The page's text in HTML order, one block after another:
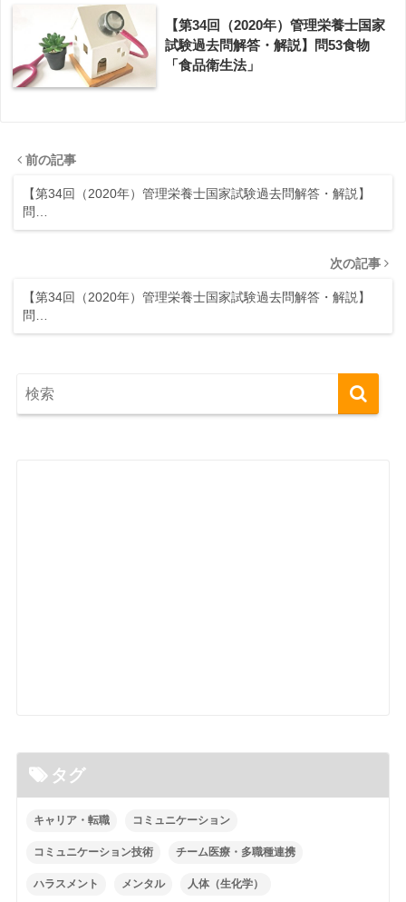
【第34回（2020年）管理栄養士国家
試験過去問解答・解説】問53食物
「食品衛生法」
前の記事
【第34回（2020年）管理栄養士国家試験過去問解答・解説】
問…
次の記事
【第34回（2020年）管理栄養士国家試験過去問解答・解説】
問…
タグ
キャリア・転職 コミュニケーション
コミュニケーション技術 チーム医療・多職種連携
ハラスメント メンタル 人体（生化学）